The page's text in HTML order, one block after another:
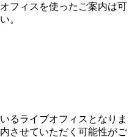
フィスを使ったご案内は可
。
るライブオフィスとなりま
させていただく可能性がご